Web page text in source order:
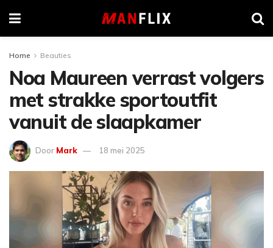
Home Beauties
Noa Maureen verrast volgers
met strakke sportoutfit
vanuit de slaapkamer
Door Mark 18 mei 2025